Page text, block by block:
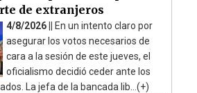
de extranjeros
4/8/2026 ||
En un intento claro por
asegurar los votos necesarios de
cara a la sesión de este jueves, el
oficialismo decidió ceder ante los
La jefa de la bancada lib...(+)